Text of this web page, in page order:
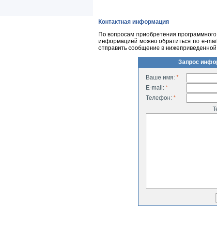
Контактная информация
По вопросам приобретения
информацией можно обратиться по e-
отправить сообщение в
Запрос
Ваше имя: *
E-mail: *
Телефон: *